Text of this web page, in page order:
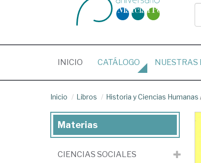
INICIO (CURRENT)
CATÁLOGO NUESTRAS
Inicio Libros Historia y Ciencias Humanas
Materias
CIENCIAS SOCIALES